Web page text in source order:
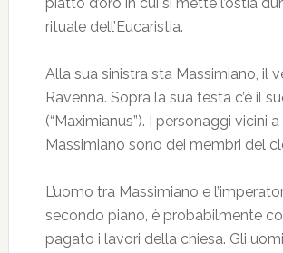
rituale dell’Eucaristia.
Alla sua sinistra sta Massimiano, il
Ravenna. Sopra la sua testa c’è il
(“Maximianus”). I personaggi vicini a
Massimiano sono dei membri del
L’uomo tra Massimiano e
secondo piano, è probabilmente
pagato i lavori della chiesa. Gli